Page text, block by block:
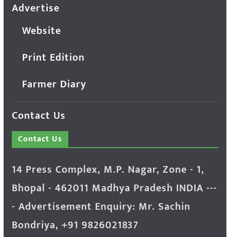
Advertise
Website
Print Edition
Farmer Diary
Contact Us
Contact Us
14 Press Complex, M.P. Nagar, Zone - 1,
Bhopal - 462011 Madhya Pradesh INDIA ---
- Advertisement Enquiry: Mr. Sachin
Bondriya, +91 9826021837